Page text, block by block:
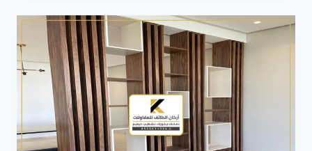
ت:
0566631564
اشكال
الحجر